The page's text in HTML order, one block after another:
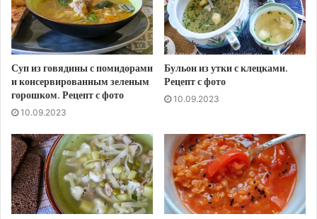
Суп из говядины с помидорами
и консервированным зеленым
горошком. Рецепт с фото
10.09.2023
Бульон из утки с клецками.
Рецепт с фото
10.09.2023